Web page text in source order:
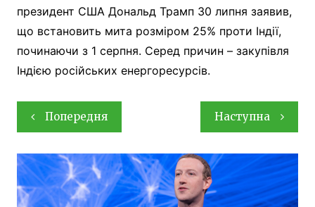
президент США Дональд Трамп 30 липня заявив,
що встановить мита розміром 25% проти Індії,
починаючи з 1 серпня. Серед причин – закупівля
Індією російських енергоресурсів.
Навігація
записів
Попередня Наступна